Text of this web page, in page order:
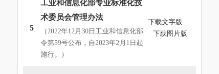
5
工业和信息化部专业标准化技
术委员会管理办法
（2022年12月30日工业和信息化部
令第59号公布，自2023年2月1日起
施行。）
下载文字版
下载图片版